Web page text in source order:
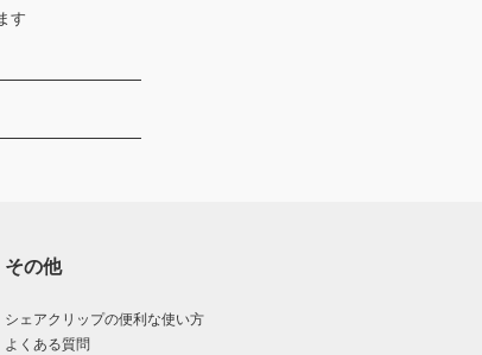
す
その他
シェアクリップの便利な使い方
よくある質問